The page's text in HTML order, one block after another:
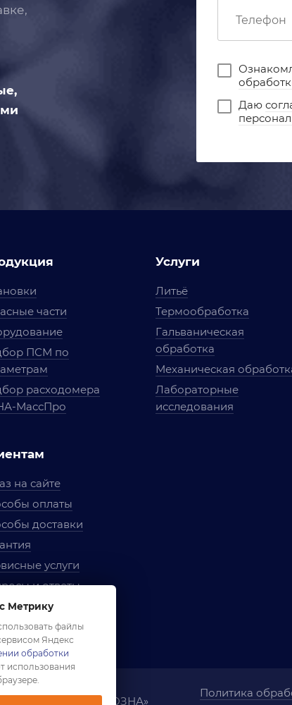
Даю
части
ПСМ по
расходомера
МассПро
на сайте
оплаты
доставки
услуги
и ответы
сотрудничества
использования
Услуги
Литьё
Термообработка
Гальваническая
обработка
Механическая
Лабораторные
исследования
Компания «ОЗНА»
Политика
Метрику
файлы
Яндекс
обработки
использования